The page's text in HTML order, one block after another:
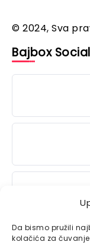
Da bismo pružili
kolačića za
© 2024, Sva
Bajbox Social